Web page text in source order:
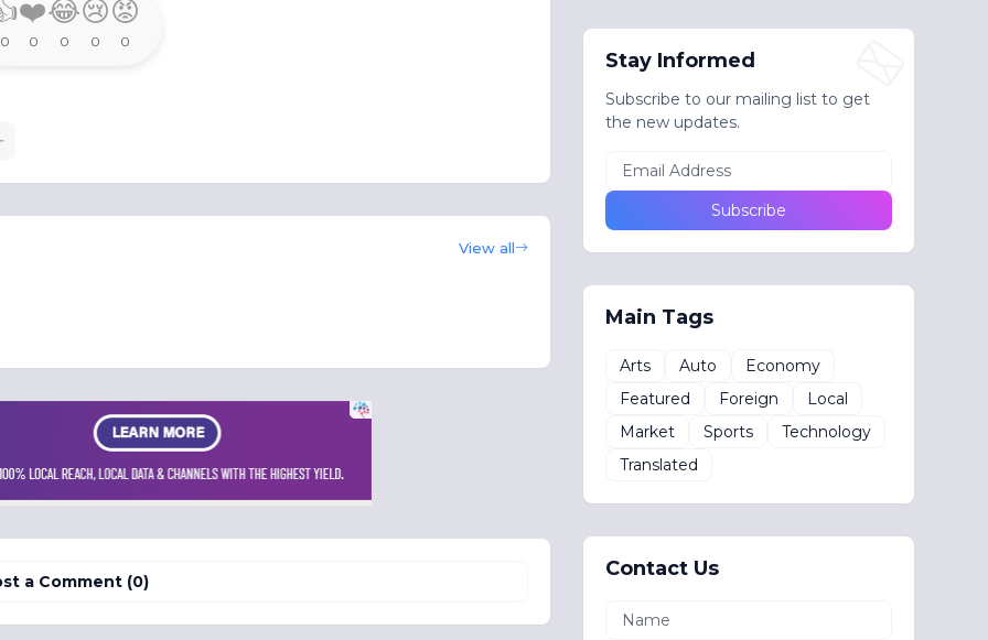
0
❤️
0
😂
0
😢
0
😡
0
View all
a Comment (0)
Stay Informed
Subscribe to our mailing list to get
the new updates.
Main Tags
Arts Auto
Economy
Featured
Foreign
Local
Market
Sports
Technology
Translated
Contact Us